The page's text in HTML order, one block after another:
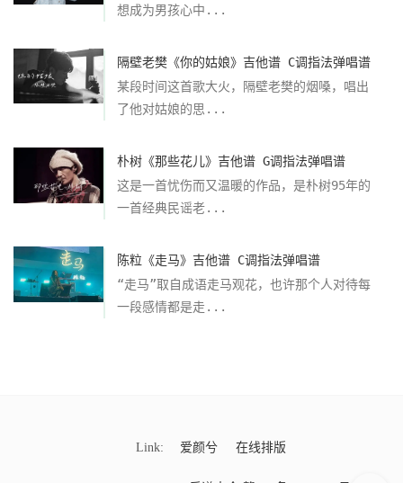
想成为男孩心中...
隔壁老樊《你的姑娘》吉他谱 C调指法弹唱谱
某段时间这首歌大火，隔壁老樊的烟嗓，唱出
了他对姑娘的思...
朴树《那些花儿》吉他谱 G调指法弹唱谱
这是一首忧伤而又温暖的作品，是朴树95年的
一首经典民谣老...
陈粒《走马》吉他谱 C调指法弹唱谱
“走马”取自成语走马观花，也许那个人对待每
一段感情都是走...
Link: 爱颜兮 在线排版